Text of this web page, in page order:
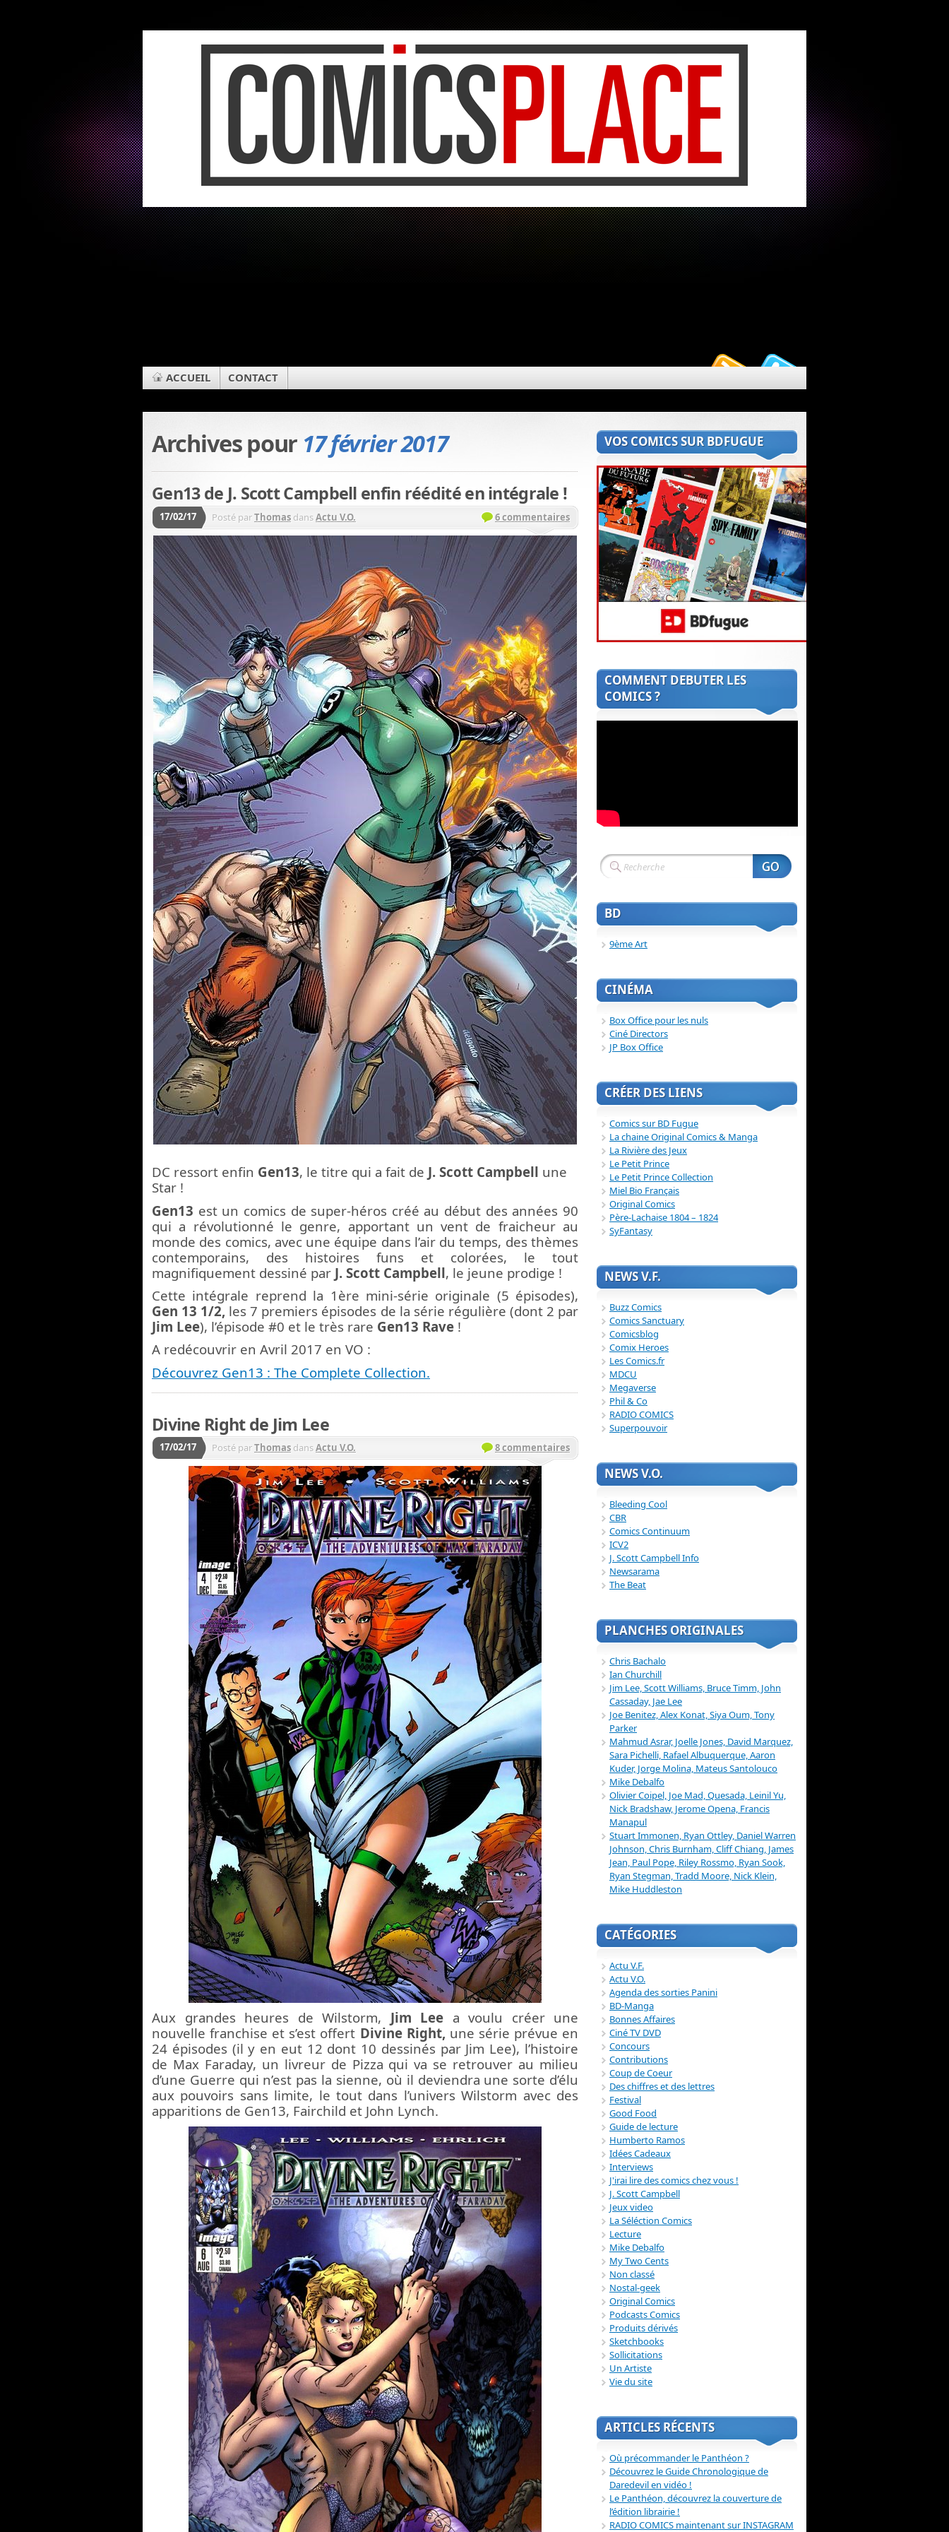
ACCUEIL CONTACT
Archives pour 17 février 2017
Gen13 de J. Scott Campbell enfin réédité en intégrale !
17/02/17 Posté parThomas dansActu V.O. 6 commentaires
DC ressort enfin Gen13, le titre qui a fait de J. Scott Campbell une
Star !
Gen13 est un comics de super-héros créé au début des années 90
qui a révolutionné le genre, apportant un vent de fraicheur au
monde des comics, avec une équipe dans l’air du temps, des thèmes
contemporains, des histoires funs et colorées, le tout
magnifiquement dessiné par J. Scott Campbell, le jeune prodige !
Cette intégrale reprend la 1ère mini-série originale (5 épisodes),
Gen 13 1/2, les 7 premiers épisodes de la série régulière (dont 2 par
Jim Lee), l’épisode #0 et le très rare Gen13 Rave !
A redécouvrir en Avril 2017 en VO :
Découvrez Gen13 : The Complete Collection.
Divine Right de Jim Lee
17/02/17 Posté parThomas dansActu V.O. 8 commentaires
Aux grandes heures de Wilstorm, Jim Lee a voulu créer une
nouvelle franchise et s’est offert Divine Right, une série prévue en
24 épisodes (il y en eut 12 dont 10 dessinés par Jim Lee), l’histoire
de Max Faraday, un livreur de Pizza qui va se retrouver au milieu
d’une Guerre qui n’est pas la sienne, où il deviendra une sorte d’élu
aux pouvoirs sans limite, le tout dans l’univers Wilstorm avec des
apparitions de Gen13, Fairchild et John Lynch.
VOS COMICS SUR BDFUGUE
COMMENT DEBUTER LES
COMICS ?
BD
9ème Art
CINÉMA
Box Office pour les nuls
Ciné Directors
JP Box Office
CRÉER DES LIENS
Comics sur BD Fugue
La chaine Original Comics & Manga
La Rivière des Jeux
Le Petit Prince
Le Petit Prince Collection
Miel Bio Français
Original Comics
Père-Lachaise 1804 – 1824
SyFantasy
NEWS V.F.
Buzz Comics
Comics Sanctuary
Comicsblog
Comix Heroes
Les Comics.fr
MDCU
Megaverse
Phil & Co
RADIO COMICS
Superpouvoir
NEWS V.O.
Bleeding Cool
CBR
Comics Continuum
ICV2
J. Scott Campbell Info
Newsarama
The Beat
PLANCHES ORIGINALES
Chris Bachalo
Ian Churchill
Jim Lee, Scott Williams, Bruce Timm, John
Cassaday, Jae Lee
Joe Benitez, Alex Konat, Siya Oum, Tony
Parker
Mahmud Asrar, Joelle Jones, David Marquez,
Sara Pichelli, Rafael Albuquerque, Aaron
Kuder, Jorge Molina, Mateus Santolouco
Mike Debalfo
Olivier Coipel, Joe Mad, Quesada, Leinil Yu,
Nick Bradshaw, Jerome Opena, Francis
Manapul
Stuart Immonen, Ryan Ottley, Daniel Warren
Johnson, Chris Burnham, Cliff Chiang, James
Jean, Paul Pope, Riley Rossmo, Ryan Sook,
Ryan Stegman, Tradd Moore, Nick Klein,
Mike Huddleston
CATÉGORIES
Actu V.F.
Actu V.O.
Agenda des sorties Panini
BD-Manga
Bonnes Affaires
Ciné TV DVD
Concours
Contributions
Coup de Coeur
Des chiffres et des lettres
Festival
Good Food
Guide de lecture
Humberto Ramos
Idées Cadeaux
Interviews
J'irai lire des comics chez vous !
J. Scott Campbell
Jeux video
La Séléction Comics
Lecture
Mike Debalfo
My Two Cents
Non classé
Nostal-geek
Original Comics
Podcasts Comics
Produits dérivés
Sketchbooks
Sollicitations
Un Artiste
Vie du site
ARTICLES RÉCENTS
Où précommander le Panthéon ?
Découvrez le Guide Chronologique de
Daredevil en vidéo !
Le Panthéon, découvrez la couverture de
l’édition librairie !
RADIO COMICS maintenant sur INSTAGRAM